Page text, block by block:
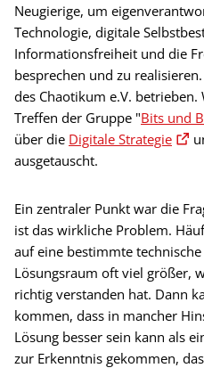
Neugierige, um
Technologie, digitale
Informationsfreiheit und die
besprechen und zu
des Chaotikum e.V.
Treffen der Gruppe "Bits und
über die Digitale Strategie
ausgetauscht.
Ein zentraler Punkt war die
ist das wirkliche Problem.
auf eine bestimmte
Lösungsraum oft viel größer,
richtig verstanden hat. Dann
kommen, dass in mancher
Lösung besser sein kann als
zur Erkenntnis gekommen,